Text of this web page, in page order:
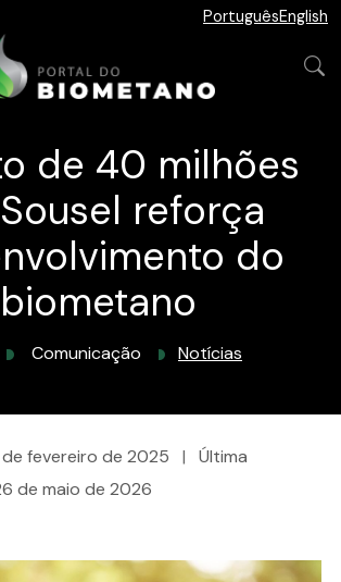
PortuguêsEnglish
de 40 milhões
reforça
do
biometano
Comunicação Notícias
fevereiro de 2025 |
Última
de maio de 2026